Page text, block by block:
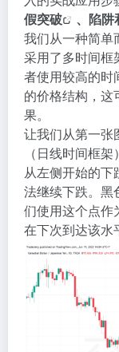
假突破
、陷阱
我们从一种简单
采用了多时间框
者使用较高的时
的价格结构，这
果。
让我们从第一张
（日线时间框架
从左侧开始的
法继续下跌。黑
们使用这个点作
在下次到达该水